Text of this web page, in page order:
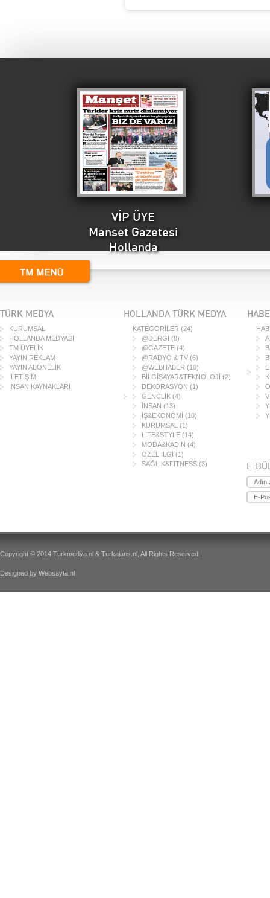
VİP ÜYE
Manset Gazetesi
Hollanda
TÜRK MEDYA
KURUMSAL
HOLLANDA MEDYASI
TM ÜYELİK
YAYIN REKLAM
YAYIN ABONELİK
İLETİŞİM
İNSAN KAYNAKLARI
HOLLANDA TÜRK MEDYA
KATEGORİLER (24)
@DERGİ (8)
@GAZETE (4)
@RADYO & TV (6)
@WEBHABER (10)
BİLGİSAYAR&TEKNOLOJİ (2)
DEKORASYON (1)
GENÇLİK (4)
İNSAN (13)
İŞ&EKONOMİ (10)
KURUMSAL (1)
LIFE&STYLE (14)
MODA&KADIN (4)
ÖZEL İLGİ (1)
SAĞLIK&FITNESS (3) E-
Copyright © 2014 Turkmedya.nl & Turkajans.nl, All Rights Reserved.
Designed by Websayfa.nl